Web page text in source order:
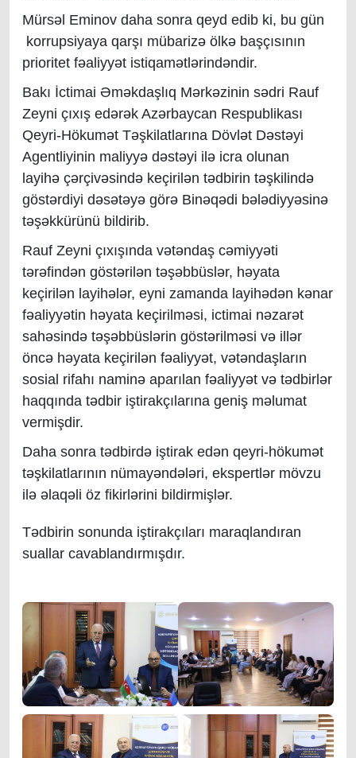
Mürsəl Eminov daha sonra qeyd edib ki, bu gün
korrupsiyaya qarşı mübarizə ölkə başçısının
prioritet fəaliyyət istiqamətlərindəndir.
​​Bakı İctimai Əməkdaşlıq Mərkəzinin sədri Rauf
Zeyni çıxış edərək Azərbaycan Respublikası
Qeyri-Hökumət Təşkilatlarına Dövlət Dəstəyi
Agentliyinin maliyyə dəstəyi ilə icra olunan
layihə çərçivəsində keçirilən tədbirin təşkilində
göstərdiyi dəsətəyə görə Binəqədi bələdiyyəsinə
təşəkkürünü bildirib.
Rauf Zeyni çıxışında vətəndaş cəmiyyəti
tərəfindən göstərilən təşəbbüslər, həyata
keçirilən layihələr, eyni zamanda layihədən kənar
fəaliyyətin həyata keçirilməsi, ictimai nəzarət
sahəsində təşəbbüslərin göstərilməsi və illər
öncə həyata keçirilən fəaliyyət, vətəndaşların
sosial rifahı naminə aparılan fəaliyyət və tədbirlər
haqqında tədbir iştirakçılarına geniş məlumat
vermişdir.
​​Daha sonra tədbirdə iştirak edən qeyri-hökumət
təşkilatlarının nümayəndələri, ekspertlər mövzu
ilə əlaqəli öz fikirlərini bildirmişlər.
​Tədbirin sonunda iştirakçıları maraqlandıran
suallar cavablandırmışdır.